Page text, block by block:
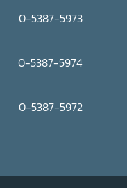
0-5387-5973
0-5387-5974
0-5387-5972